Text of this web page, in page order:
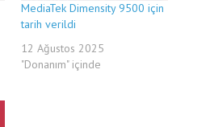
MediaTek Dimensity 9500 için
tarih verildi
12 Ağustos 2025
"Donanım" içinde